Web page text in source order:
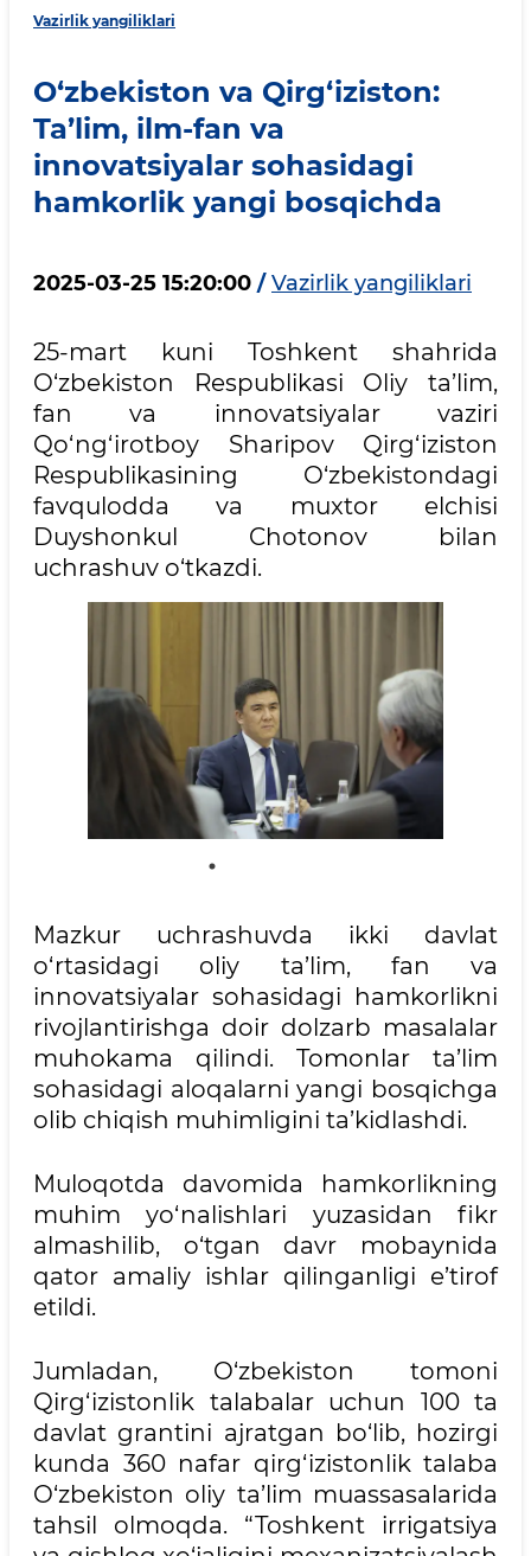
Vazirlik yangiliklari
O‘zbekiston va Qirg‘iziston:
Ta’lim, ilm-fan va
innovatsiyalar sohasidagi
hamkorlik yangi bosqichda
2025-03-25 15:20:00 / Vazirlik yangiliklari
25-mart kuni Toshkent shahrida
O‘zbekiston Respublikasi Oliy ta’lim,
fan va innovatsiyalar vaziri
Qo‘ng‘irotboy Sharipov Qirg‘iziston
Respublikasining O‘zbekistondagi
favqulodda va muxtor elchisi
Duyshonkul Chotonov bilan
uchrashuv o‘tkazdi.
Mazkur uchrashuvda ikki davlat
o‘rtasidagi oliy ta’lim, fan va
innovatsiyalar sohasidagi hamkorlikni
rivojlantirishga doir dolzarb masalalar
muhokama qilindi. Tomonlar ta’lim
sohasidagi aloqalarni yangi bosqichga
olib chiqish muhimligini ta’kidlashdi.
Muloqotda davomida hamkorlikning
muhim yo‘nalishlari yuzasidan fikr
almashilib, o‘tgan davr mobaynida
qator amaliy ishlar qilinganligi e’tirof
etildi.
Jumladan, O‘zbekiston tomoni
Qirg‘izistonlik talabalar uchun 100 ta
davlat grantini ajratgan bo‘lib, hozirgi
kunda 360 nafar qirg‘izistonlik talaba
O‘zbekiston oliy ta’lim muassasalarida
tahsil olmoqda. “Toshkent irrigatsiya